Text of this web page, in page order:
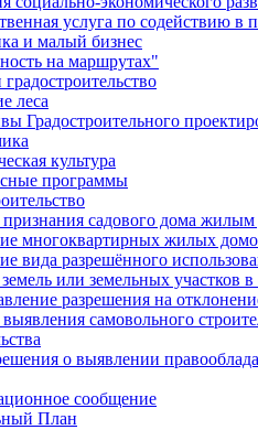
услуга по содействию в
и малый бизнес
на маршрутах"
леса
Градостроительного
культура
программы
садового дома
многоквартирных жилых
вида разрешённого
или земельных участков
разрешения на
самовольного
о выявлении
сообщение
План